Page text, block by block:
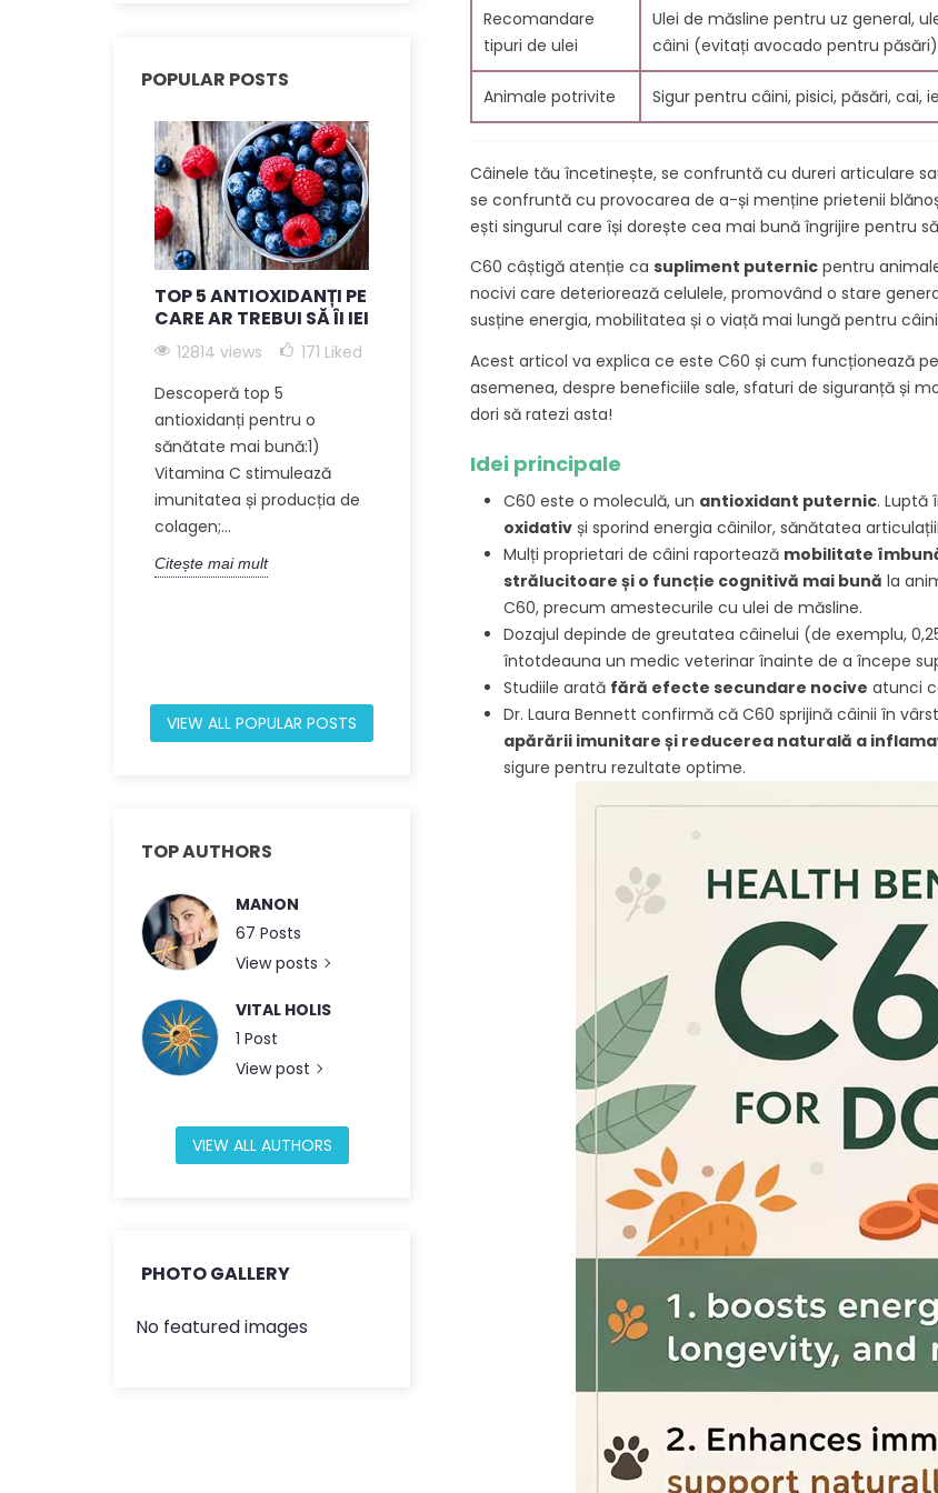
POPULAR POSTS
TOP 5 ANTIOXIDANȚI PE
CARE AR TREBUI SĂ ÎI IEI
12814 views 171 Liked
Descoperă top 5
antioxidanți pentru o
sănătate mai bună:1)
Vitamina C stimulează
imunitatea și producția de
colagen;...
Citește mai mult
BENEFICIILE
SUPLIMENTELOR
ANTI-ÎMBĂTRÂNIRE
12096 views
Descoperă beneficiile
incredibile ale Carbon 60, o
moleculă unică alcătuită
din 60 de atomi de carbon.
Acest articol...
Citește mai mult
EFECTELE
ANTIINFLAMATOARE
MOTIVE SĂ-L ÎNCERCI
11904 views
proprietăți
antiinflamatoare ale
Carbon 60, un fuleren
natural, în articolul nostru
informativ...
Citește mai mult
CE
VIEW ALL POPULAR POSTS
TOP AUTHORS
MANON
67 Posts
View posts
VITAL HOLIS
1 Post
View post
VIEW ALL AUTHORS
PHOTO GALLERY
No featured images
Recomandare
tipuri de ulei
Ulei de măsline pentru uz general,
câini (evitați avocado pentru
Animale potrivite Sigur pentru câini, pisici, păsări,
Câinele tău încetinește, se confruntă cu dureri articulare
se confruntă cu provocarea de a-și menține prietenii
ești singurul care își dorește cea mai bună îngrijire pentru
C60 câștigă atenție ca supliment puternic pentru
nocivi care deteriorează celulele, promovând o stare
susține energia, mobilitatea și o viață mai lungă pentru
Acest articol va explica ce este C60 și cum funcționează
asemenea, despre beneficiile sale, sfaturi de siguranță și
dori să ratezi asta!
Idei principale
C60 este o moleculă, un antioxidant puternic. Luptă
oxidativ și sporind energia câinilor, sănătatea
Mulți proprietari de câini raportează mobilitate
strălucitoare și o funcție cognitivă mai bună la
C60, precum amestecurile cu ulei de măsline.
Dozajul depinde de greutatea câinelui (de exemplu,
întotdeauna un medic veterinar înainte de a începe
Studiile arată fără efecte secundare nocive atunci
Dr. Laura Bennett confirmă că C60 sprijină câinii în
apărării imunitare și reducerea naturală a
sigure pentru rezultate optime.